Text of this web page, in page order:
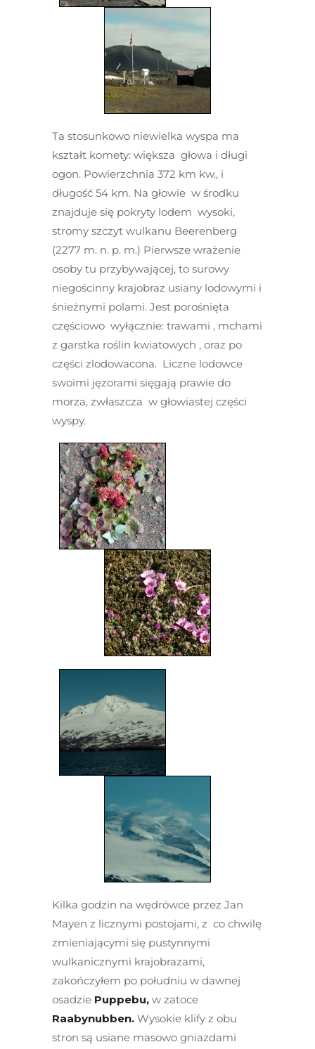
Ta stosunkowo niewielka wyspa ma
kształt komety: większa głowa i długi
ogon. Powierzchnia 372 km kw., i
długość 54 km. Na głowie w środku
znajduje się pokryty lodem wysoki,
stromy szczyt wulkanu Beerenberg
(2277 m. n. p. m.) Pierwsze wrażenie
osoby tu przybywającej, to surowy
niegościnny krajobraz usiany lodowymi i
śnieżnymi polami. Jest porośnięta
częściowo wyłącznie: trawami , mchami
z garstka roślin kwiatowych , oraz po
części zlodowacona. Liczne lodowce
swoimi jęzorami sięgają prawie do
morza, zwłaszcza w głowiastej części
wyspy.
Kilka godzin na wędrówce przez Jan
Mayen z licznymi postojami, z co chwilę
zmieniającymi się pustynnymi
wulkanicznymi krajobrazami,
zakończyłem po południu w dawnej
osadzie Puppebu, w zatoce
Raabynubben. Wysokie klify z obu
stron są usiane masowo gniazdami